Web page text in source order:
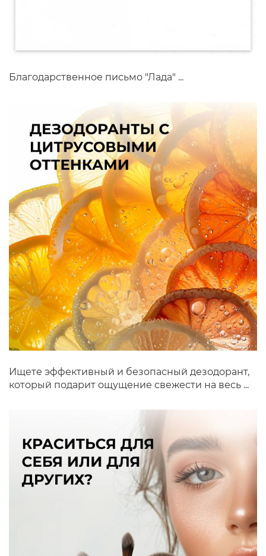
Благодарственное письмо "Лада" ...
Ищете эффективный и безопасный дезодорант,
который подарит ощущение свежести на весь ...